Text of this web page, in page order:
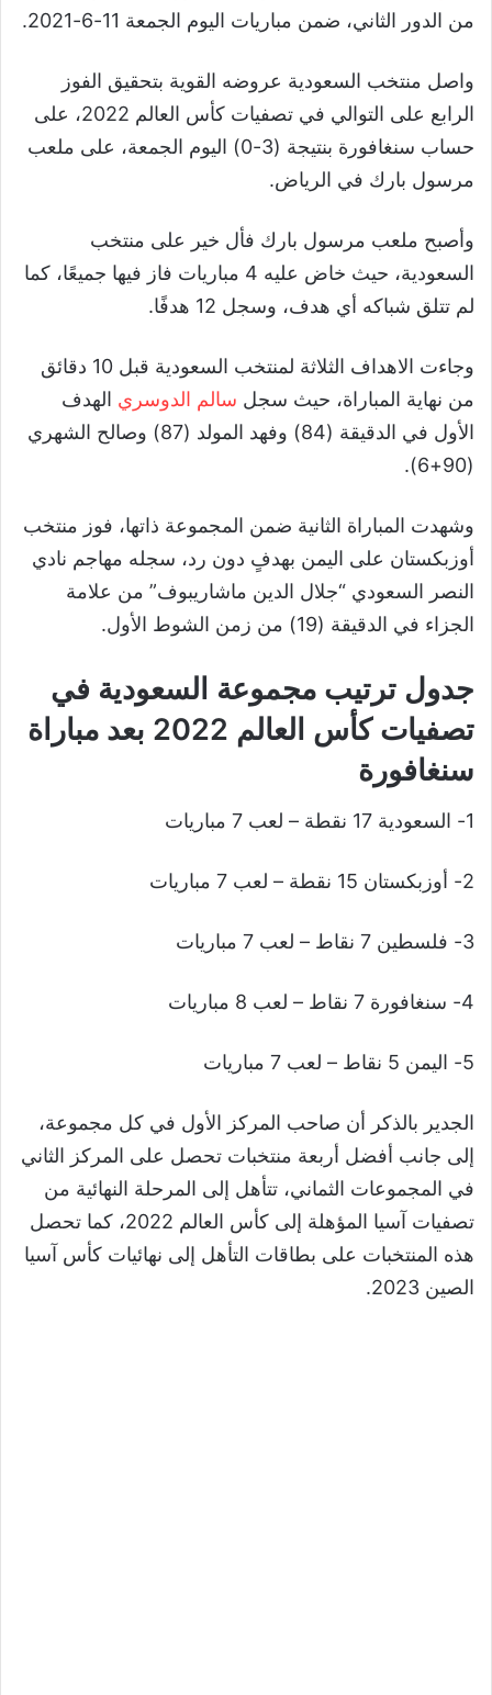
من الدور الثاني، ضمن مباريات اليوم الجمعة 11-6-2021.
واصل منتخب السعودية عروضه القوية بتحقيق الفوز
الرابع على التوالي في تصفيات كأس العالم 2022، على
حساب سنغافورة بنتيجة (3-0) اليوم الجمعة، على ملعب
مرسول بارك في الرياض.
وأصبح ملعب مرسول بارك فأل خير على منتخب
السعودية، حيث خاض عليه 4 مباريات فاز فيها جميعًا، كما
لم تتلق شباكه أي هدف، وسجل 12 هدفًا.
وجاءت الاهداف الثلاثة لمنتخب السعودية قبل 10 دقائق
من نهاية المباراة، حيث سجل سالم الدوسري الهدف
الأول في الدقيقة (84) وفهد المولد (87) وصالح الشهري
(90+6).
وشهدت المباراة الثانية ضمن المجموعة ذاتها، فوز منتخب
أوزبكستان على اليمن بهدفٍ دون رد، سجله مهاجم نادي
النصر السعودي “جلال الدين ماشاريبوف” من علامة
الجزاء في الدقيقة (19) من زمن الشوط الأول.
جدول ترتيب مجموعة السعودية في
تصفيات كأس العالم 2022 بعد مباراة
سنغافورة
1- السعودية 17 نقطة – لعب 7 مباريات
2- أوزبكستان 15 نقطة – لعب 7 مباريات
3- فلسطين 7 نقاط – لعب 7 مباريات
4- سنغافورة 7 نقاط – لعب 8 مباريات
5- اليمن 5 نقاط – لعب 7 مباريات
الجدير بالذكر أن صاحب المركز الأول في كل مجموعة،
إلى جانب أفضل أربعة منتخبات تحصل على المركز الثاني
في المجموعات الثماني، تتأهل إلى المرحلة النهائية من
تصفيات آسيا المؤهلة إلى كأس العالم 2022، كما تحصل
هذه المنتخبات على بطاقات التأهل إلى نهائيات كأس آسيا
الصين 2023.